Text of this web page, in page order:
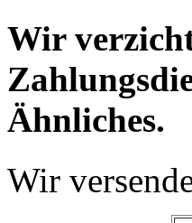
Wir
Ähnliches.
Wir